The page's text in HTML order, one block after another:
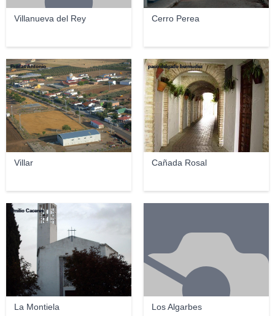
Villanueva del Rey Cerro Perea
Villar
Pradas Antonio
Cañada Rosal
paco delgado bermudez
La Montiela
Emilio Caceres.
Los Algarbes